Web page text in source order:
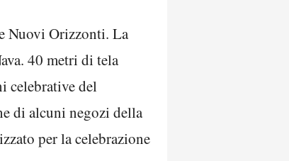
Nuovi Orizzonti. La
40 metri di tela
celebrative del
di alcuni negozi della
per la celebrazione